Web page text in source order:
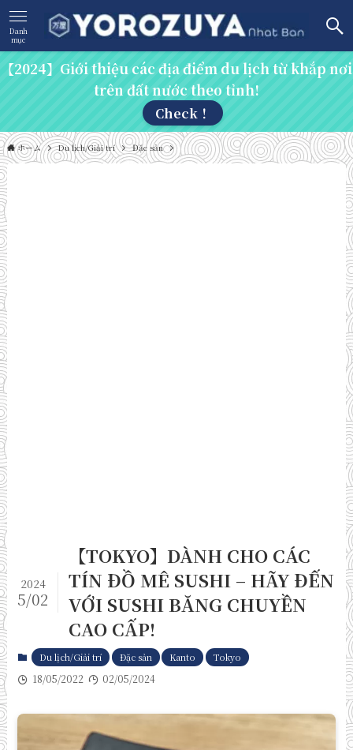
Danh
mục
【2024】Giới thiệu các địa điểm du lịch từ khắp nơi
trên đất nước theo tỉnh!
Check！
ホーム Du lịch/Giải trí Đặc sản
【TOKYO】DÀNH CHO CÁC
TÍN ĐỒ MÊ SUSHI – HÃY ĐẾN
VỚI SUSHI BĂNG CHUYỀN
CAO CẤP!
2024
5/02
Du lịch/Giải trí Đặc sản Kanto Tokyo
18/05/2022 02/05/2024